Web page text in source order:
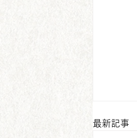
最新記事